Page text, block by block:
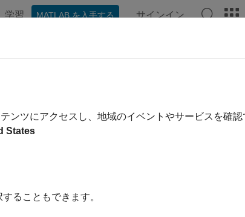
学習 MATLAB を入手する サインイン
labels onaxesm-based map
ンツにアクセスし、地域のイベントやサービスを確
States
ることもできます。